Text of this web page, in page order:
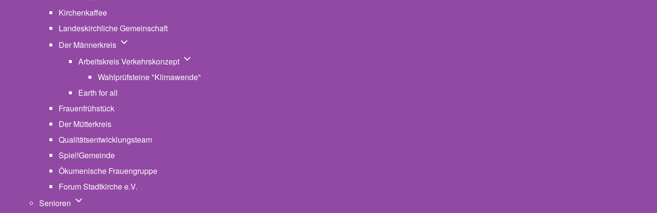
Kirchenkaffee
Landeskirchliche Gemeinschaft
Der Männerkreis Unternavigation von Der Männerkreis
Arbeitskreis Verkehrskonzept Unternavigation von Arbeitskreis Verkehrskonzept
Wahlprüfsteine "Klimawende"
Earth for all
Frauenfrühstück
Der Mütterkreis
Qualitätsentwicklungsteam
Spiel!Gemeinde
Ökumenische Frauengruppe
Forum Stadtkirche e.V.
Senioren Unternavigation von Senioren